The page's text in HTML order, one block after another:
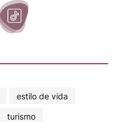
estilo de vida
turismo